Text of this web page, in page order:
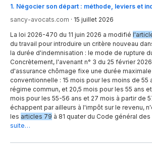
1. Négocier son départ : méthode, leviers et
sancy-avocats.com · 15 juillet 2026
La loi 2026-470 du 11 juin 2026 a modifié
du travail pour introduire un critère nouveau
la durée d'indemnisation : le mode de rupture
Concrètement, l'avenant n° 3 du 25 février
d'assurance chômage fixe une durée
conventionnelle : 15 mois pour les moins de 55
régime commun, et 20,5 mois pour les 55 ans
mois pour les 55-56 ans et 27 mois à partir de
échappent par ailleurs à l'impôt sur le revenu,
les articles 79 à 81 quater du Code général
suite…